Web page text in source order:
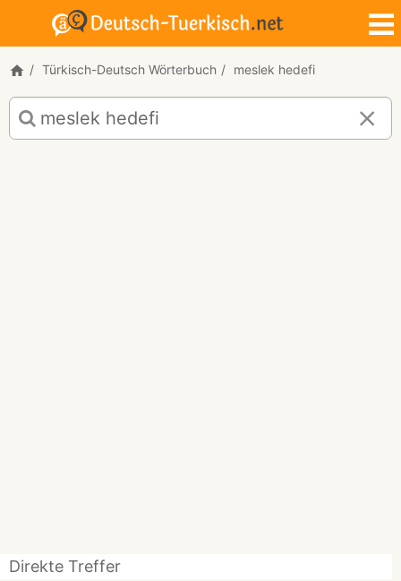
Türkisch-Deutsch Wörterbuch meslek hedefi
Türkisch-
Deutsch
Übersetzung
Direkte Treffer